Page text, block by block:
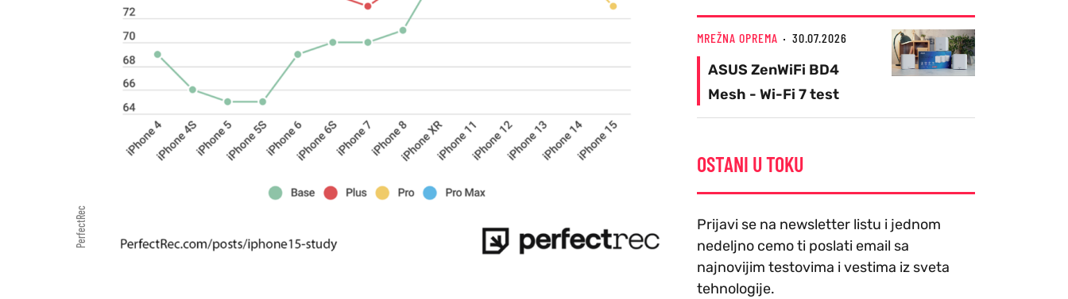
PerfectRec
MREŽNA OPREMA 30.07.2026
ASUS ZenWiFi BD4
Mesh - Wi-Fi 7 test
OSTANI U TOKU
Prijavi se na newsletter listu i jednom
nedeljno cemo ti poslati email sa
najnovijim testovima i vestima iz sveta
tehnologije.